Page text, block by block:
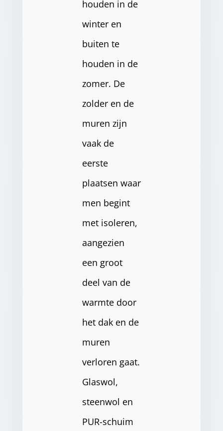
houden in de
winter en
buiten te
houden in de
zomer. De
zolder en de
muren zijn
vaak de
eerste
plaatsen waar
men begint
met isoleren,
aangezien
een groot
deel van de
warmte door
het dak en de
muren
verloren gaat.
Glaswol,
steenwol en
PUR-schuim